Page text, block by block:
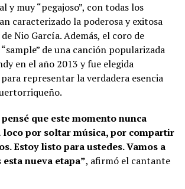
y muy “pegajoso”, con todas los
caracterizado la poderosa y exitosa
Nio García. Además, el coro de
de una canción popularizada
en el año 2013 y fue elegida
representar la verdadera esencia
que este momento nunca
loco por soltar música, por compartir
Estoy listo para ustedes. Vamos a
nueva etapa”, afirmó el cantante